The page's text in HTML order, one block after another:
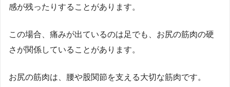
感が残ったりすることがあります。
この場合、痛みが出ているのは足でも、お尻の筋肉の硬
さが関係していることがあります。
お尻の筋肉は、腰や股関節を支える大切な筋肉です。